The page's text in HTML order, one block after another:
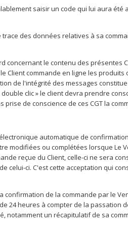
saisir un code qui lui aura été
des données relatives à sa
concernant le contenu des présentes
Client commande en ligne les produits
de l'intégrité des messages
clic » le client devra prendre
de conscience de ces CGT la
automatique de
modifiées ou complétées lorsque Le
reçue du Client, celle-ci ne sera
celui-ci. C'est cette acceptation qui
confirmation de la commande par le
24 heures à compter de la passation
notamment un récapitulatif de sa